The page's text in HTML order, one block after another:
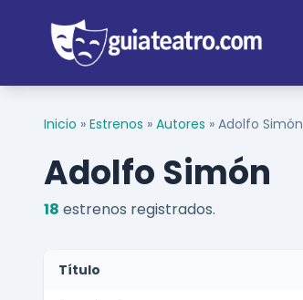
Inicio » Estrenos » Autores » Adolfo Simón
Adolfo Simón
18 estrenos registrados.
Título